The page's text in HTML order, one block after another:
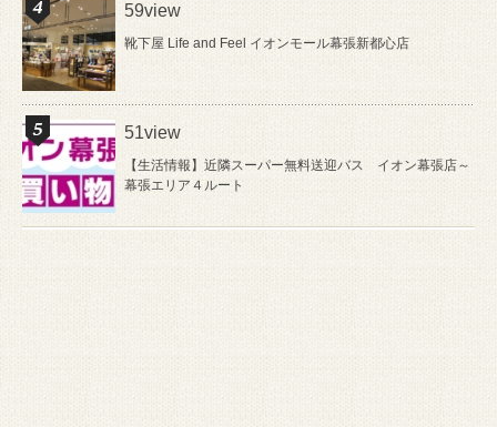
59view
靴下屋 Life and Feel イオンモール幕張新都心店
51view
【生活情報】近隣スーパー無料送迎バス イオン幕張店～
幕張エリア４ルート